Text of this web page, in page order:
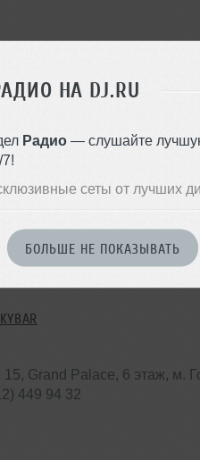
НА DJ.RU
Радио — слушайте
сеты от лучших
БОЛЬШЕ НЕ ПОКАЗЫВАТЬ
15, Grand Palace, 6 этаж, м.
449 94 32
15, Grand Palace, 6 этаж, м.
449 94 32